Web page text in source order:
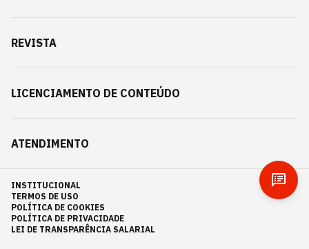
REVISTA
LICENCIAMENTO DE CONTEÚDO
ATENDIMENTO
INSTITUCIONAL
TERMOS DE USO
POLÍTICA DE COOKIES
POLÍTICA DE PRIVACIDADE
LEI DE TRANSPARÊNCIA SALARIAL